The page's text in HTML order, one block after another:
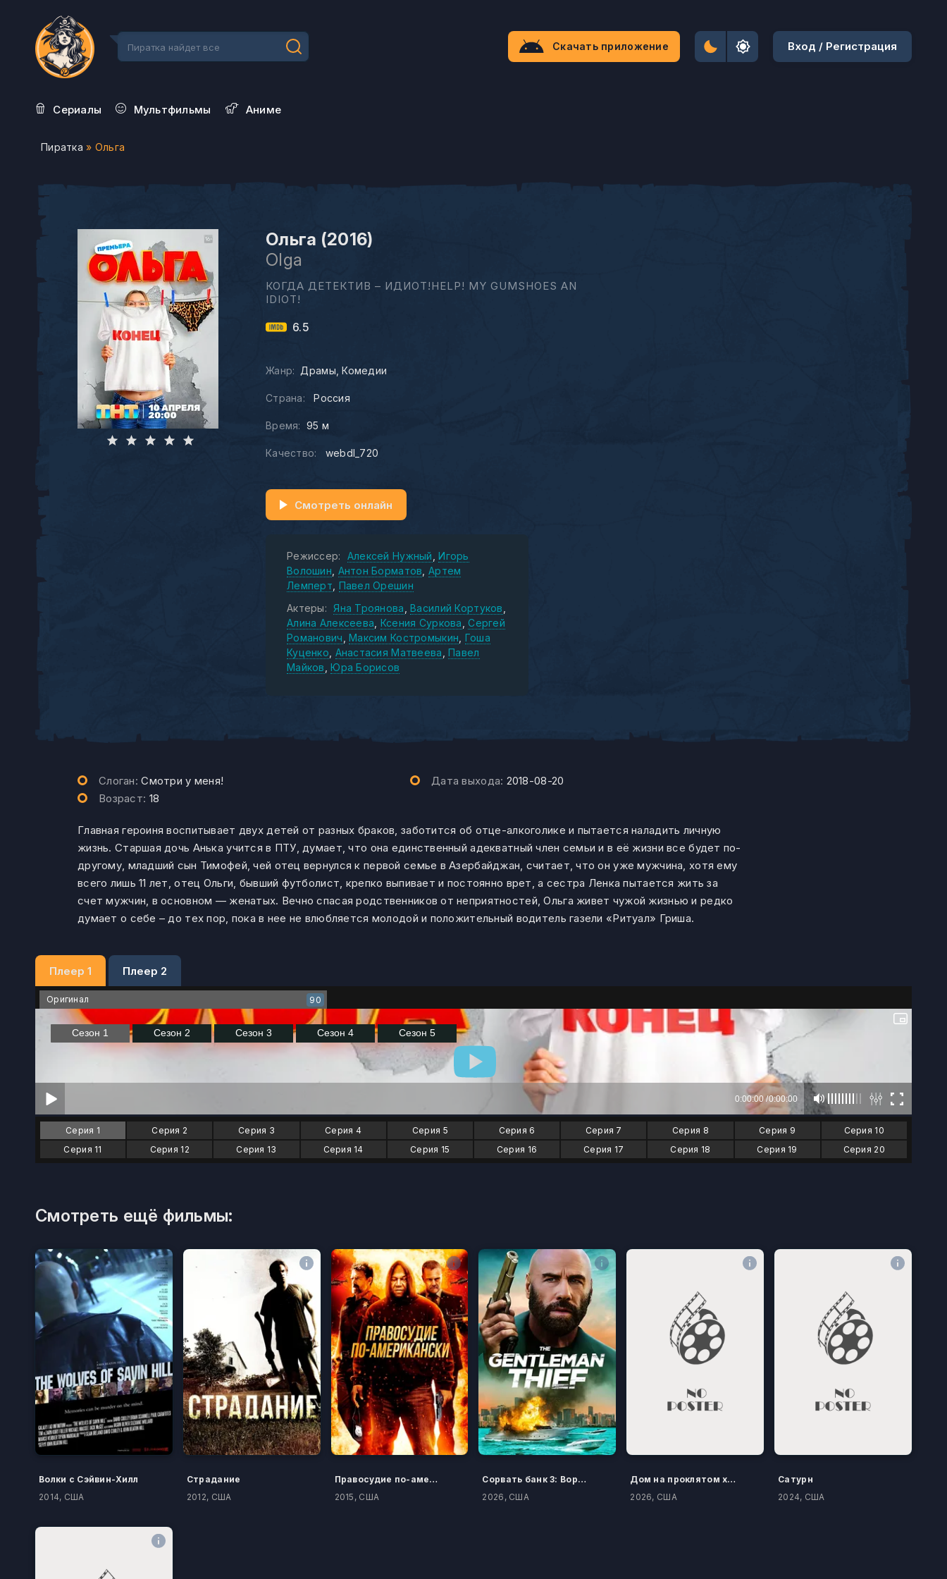
Скачать приложение Вход / Регистрация
Сериалы Мультфильмы Aниме
Пиратка » Ольга
Ольга (2016)
Olga
КОГДА ДЕТЕКТИВ – ИДИОТ!HELP! MY GUMSHOES AN
IDIOT!
6.5
Жанр: Драмы Комедии
Страна: Россия
Время: 95 м
Качество: webdl_720
Смотреть онлайн
Режиссер: Алексей Нужный
Игорь
Волошин Антон Борматов Артем
Лемперт Павел Орешин
Актеры:
Яна Троянова Василий Кортуков
Алина Алексеева Ксения Суркова
Сергей
Романович Максим Костромыкин Гоша
Куценко Анастасия Матвеева Павел
Майков
Юра Борисов
Слоган: Смотри у меня! Дата выхода: 2018-08-20
Возраст: 18
Главная героиня воспитывает двух детей от разных браков, заботится об отце-алкоголике и пытается наладить личную
жизнь. Старшая дочь Анька учится в ПТУ, думает, что она единственный адекватный член семьи и в её жизни все будет по-
другому, младший сын Тимофей, чей отец вернулся к первой семье в Азербайджан, считает, что он уже мужчина, хотя ему
всего лишь 11 лет, отец Ольги, бывший футболист, крепко выпивает и постоянно врет, а сестра Ленка пытается жить за
счет мужчин, в основном — женатых. Вечно спасая родственников от неприятностей, Ольга живет чужой жизнью и редко
думает о себе – до тех пор, пока в нее не влюбляется молодой и положительный водитель газели «Ритуал» Гриша.
Плеер 1 Плеер 2
Оригинал 90
Серия 1 Серия 2 Серия 3 Серия 4 Серия 5 Серия 6 Серия 7 Серия 8 Серия 9
Серия 10
Серия 11
Серия 12 Серия 13 Серия 14 Серия 15 Серия 16 Серия 17 Серия 18 Серия 19 Серия 20
Смотреть ещё фильмы:
Волки с Сэйвин-Хилл
2014, США
Страдание
2012, США
Правосудие по-американски
2015, США
Сорвать банк 3: Вор-джентльмен
2026, США
Дом на проклятом холме
2026, США
Сатурн
2024, США